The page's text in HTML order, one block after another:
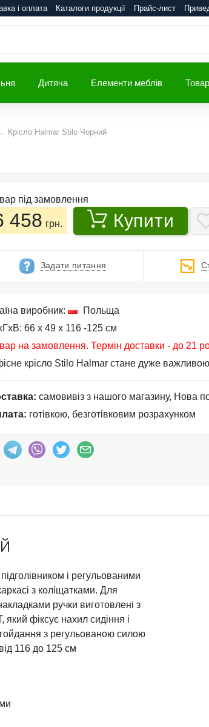
і оплата Каталоги продукції Прайс-лист
Дитяча Елементи меблів
Крісло Halmar Stilo Чорний
під замовлення
458 грн. Купити
Задати питання
виробник:
Польща
66 x 49 x 116 -125 см
на замовлення. Термін доставки - до 21
крісло Stilo Halmar стане дуже важливою
самовивіз з нашого магазину, Нова
готівкою, безготівковим розрахунком
і регульованими
з коліщатками. Для
ручки виготовлені з
фіксує нахил сидіння і
з регульованою силою
116 до 125 см